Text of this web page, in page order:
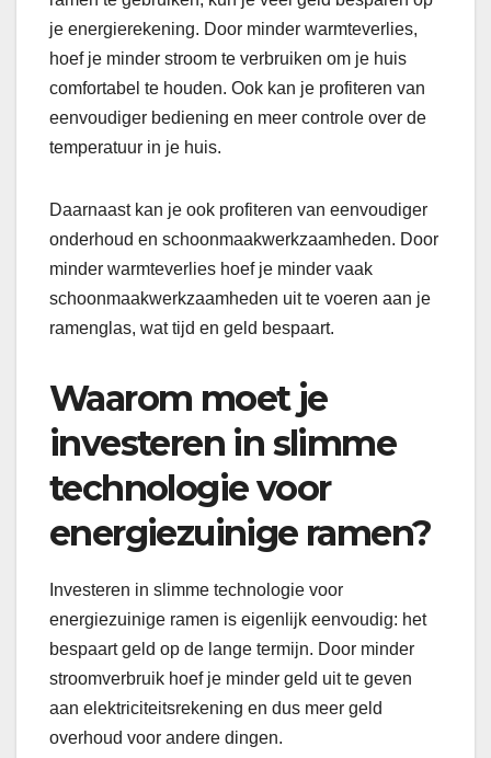
je energierekening. Door minder warmteverlies,
hoef je minder stroom te verbruiken om je huis
comfortabel te houden. Ook kan je profiteren van
eenvoudiger bediening en meer controle over de
temperatuur in je huis.
Daarnaast kan je ook profiteren van eenvoudiger
onderhoud en schoonmaakwerkzaamheden. Door
minder warmteverlies hoef je minder vaak
schoonmaakwerkzaamheden uit te voeren aan je
ramenglas, wat tijd en geld bespaart.
Waarom moet je
investeren in slimme
technologie voor
energiezuinige ramen?
Investeren in slimme technologie voor
energiezuinige ramen is eigenlijk eenvoudig: het
bespaart geld op de lange termijn. Door minder
stroomverbruik hoef je minder geld uit te geven
aan elektriciteitsrekening en dus meer geld
overhoud voor andere dingen.